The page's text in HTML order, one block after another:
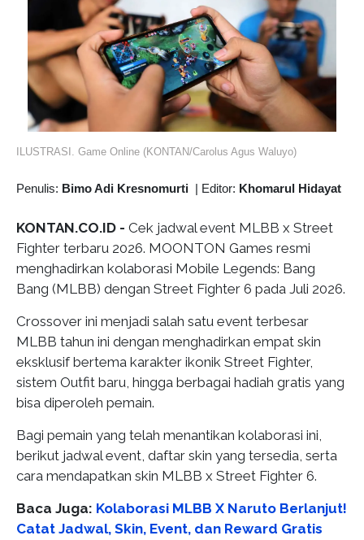
ILUSTRASI. Game Online (KONTAN/Carolus Agus Waluyo)
Penulis: Bimo Adi Kresnomurti | Editor: Khomarul Hidayat
KONTAN.CO.ID - Cek jadwal event MLBB x Street
Fighter terbaru 2026. MOONTON Games resmi
menghadirkan kolaborasi Mobile Legends: Bang
Bang (MLBB) dengan Street Fighter 6 pada Juli 2026.
Crossover ini menjadi salah satu event terbesar
MLBB tahun ini dengan menghadirkan empat skin
eksklusif bertema karakter ikonik Street Fighter,
sistem Outfit baru, hingga berbagai hadiah gratis yang
bisa diperoleh pemain.
Bagi pemain yang telah menantikan kolaborasi ini,
berikut jadwal event, daftar skin yang tersedia, serta
cara mendapatkan skin MLBB x Street Fighter 6.
Baca Juga: Kolaborasi MLBB X Naruto Berlanjut!
Catat Jadwal, Skin, Event, dan Reward Gratis